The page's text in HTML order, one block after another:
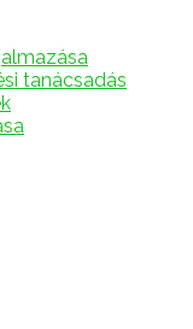
tanácsadás